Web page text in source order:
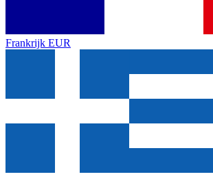
Frankrijk EUR